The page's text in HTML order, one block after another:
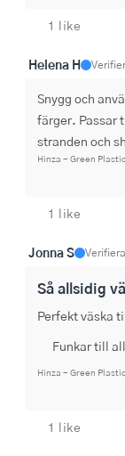
1 like
Helena H
Snygg och
färger. Passar
stranden och
Hinza - Green
1 like
Jonna S
Så allsidig
Perfekt väska
Funkar till
Hinza - Green
1 like